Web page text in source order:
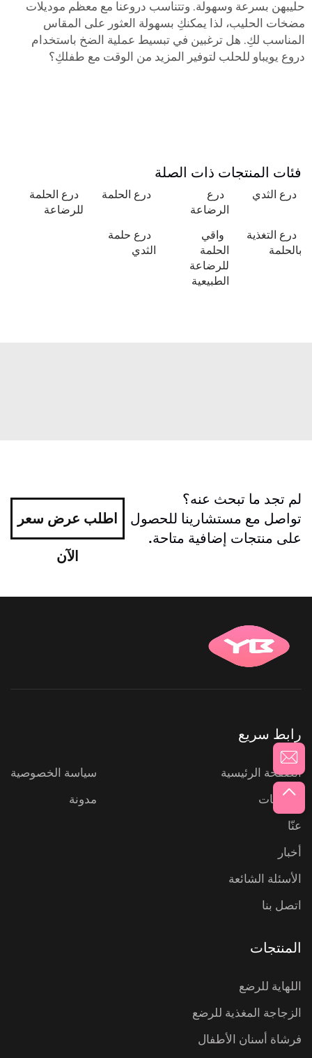
حليبهن بسرعة وسهولة. وتتناسب دروعنا مع معظم موديلات
مضخات الحليب، لذا يمكنكِ بسهولة العثور على المقاس
المناسب لكِ. هل ترغبين في تبسيط عملية الضخ باستخدام
دروع يويباو للحلب لتوفير المزيد من الوقت مع طفلكِ؟
فئات المنتجات ذات الصلة
درع الثدي
درع
الرضاعة
درع الحلمة
درع الحلمة
للرضاعة
درع التغذية
بالحلمة
واقي
الحلمة
للرضاعة
الطبيعية
درع حلمة
الثدي
لم تجد ما تبحث عنه؟
تواصل مع مستشارينا للحصول
على منتجات إضافية متاحة.
اطلب عرض سعر
الآن
رابط سريع
الصفحة الرئيسية
المنتجات
عنّا
أخبار
الأسئلة الشائعة
اتصل بنا
سياسة الخصوصية
مدونة
المنتجات
اللهاية للرضع
الزجاجة المغذية للرضع
فرشاة أسنان الأطفال